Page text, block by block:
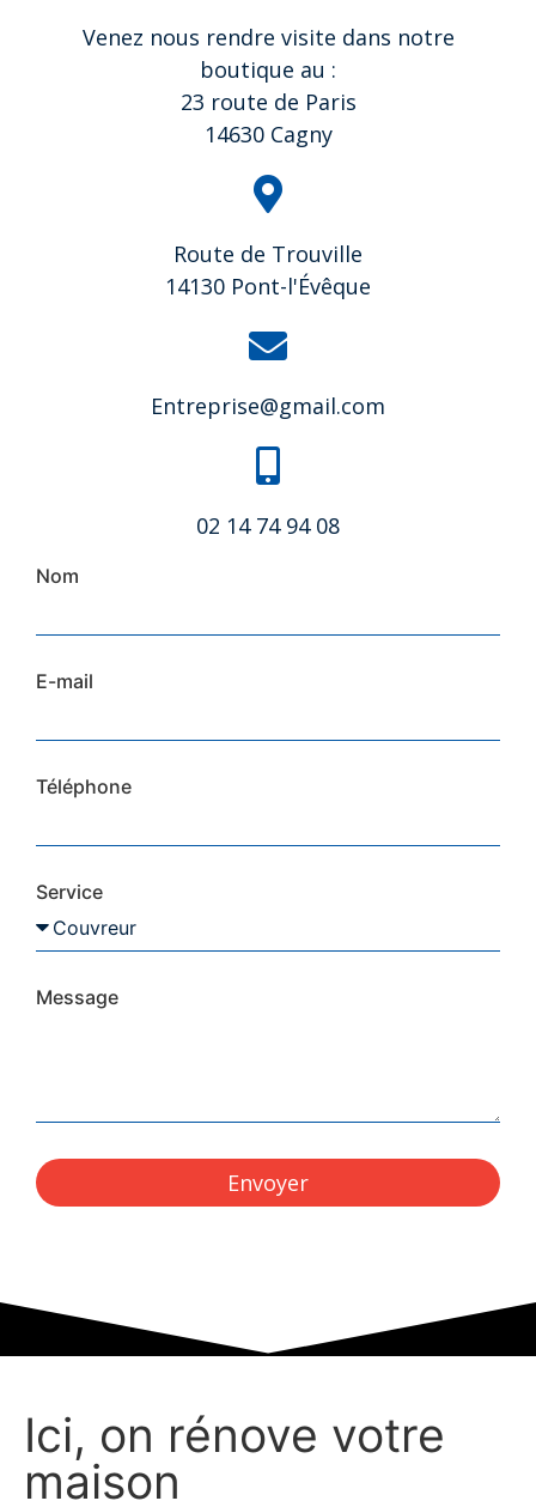
Venez nous rendre visite dans notre
boutique au :
23 route de Paris
14630 Cagny
Route de Trouville
14130 Pont-l'Évêque
Entreprise@gmail.com
02 14 74 94 08
Nom
E-mail
Téléphone
Service
Message
Envoyer
Ici, on rénove votre
maison